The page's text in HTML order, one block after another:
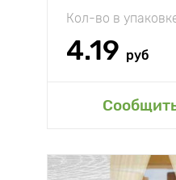
Кол-во в
4.19 руб